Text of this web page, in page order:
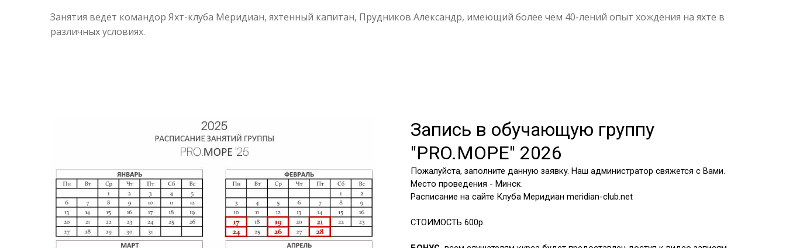
Занятия ведет командор Яхт-клуба Меридиан, яхтенный капитан, Прудников Александр, имеющий более чем 40-лений опыт хождения на яхте в
различных условиях.